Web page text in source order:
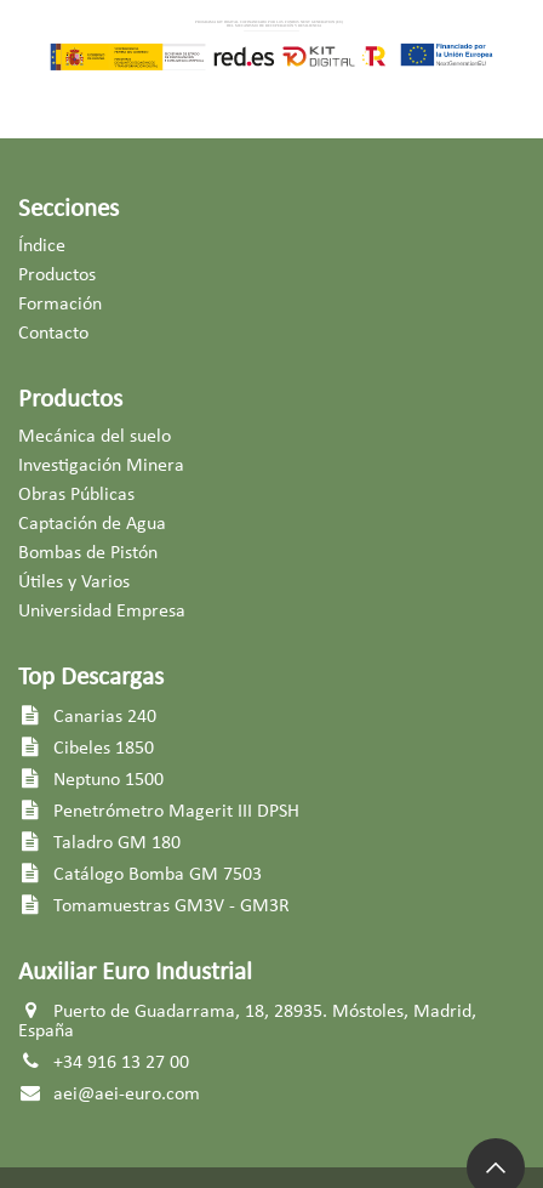
Secciones
Índice
Productos
Formación
Contacto
Productos
Mecánica del suelo
Investigación Minera
Obras Públicas
Captación de Agua
Bombas de Pistón
Útiles y Varios
Universidad Empresa
Top Descargas
Canarias 240
Cibeles 1850
Neptuno 1500
Penetrómetro Magerit III DPSH
Taladro GM 180​
Catálogo Bomba GM 7503​
Tomamuestras GM3V - GM3R
Auxiliar Euro Industrial
Puerto de Guadarrama, 18, 28935. Móstoles, Madrid,
España
+34 916 13 27 00
aei@aei-euro.com